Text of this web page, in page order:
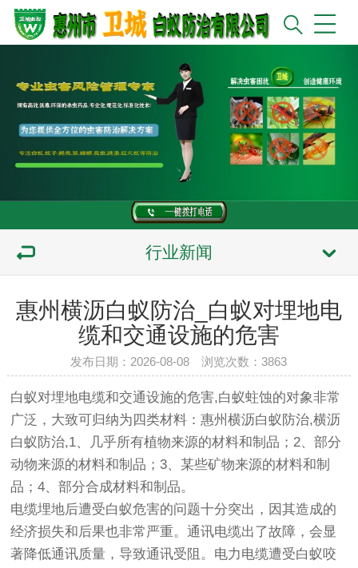
行业新闻
惠州横沥白蚁防治_白蚁对埋地电
缆和交通设施的危害
发布日期：2026-08-08 浏览次数：3863
白蚁对埋地电缆和交通设施的危害,白蚁蛀蚀的对象非常
广泛，大致可归纳为四类材料：惠州横沥白蚁防治,横沥
白蚁防治,1、几乎所有植物来源的材料和制品；2、部分
动物来源的材料和制品；3、某些矿物来源的材料和制
品；4、部分合成材料和制品。
电缆埋地后遭受白蚁危害的问题十分突出，因其造成的
经济损失和后果也非常严重。通讯电缆出了故障，会显
著降低通讯质量，导致通讯受阻。电力电缆遭受白蚁咬